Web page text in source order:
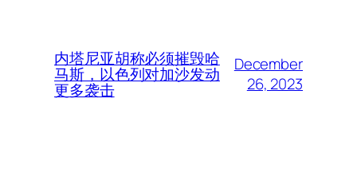
内塔尼亚胡称必须摧毁哈
马斯，以色列对加沙发动
更多袭击
December
26, 2023